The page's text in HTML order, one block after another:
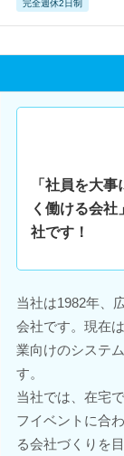
完全週休2日制
「社員を大
く働ける会
社です！
当社は1982年、
会社です。現在
業向けのシステ
す。
当社では、在宅
フイベントに合
る会社づくりを